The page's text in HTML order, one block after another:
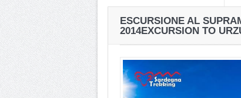
ESCURSIONE AL
2014EXCURSION TO